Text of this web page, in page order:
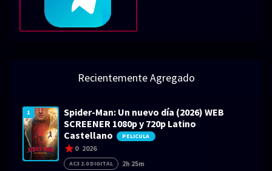
Recientemente Agregado
1
Spider-Man: Un nuevo día (2026) WEB
SCREENER 1080p y 720p Latino
Castellano
PELICULA
0 2026
AC3 2.0 DIGITAL 2h 25m